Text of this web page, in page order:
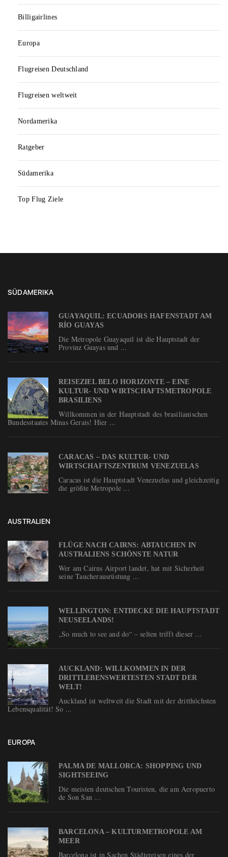
Billigairlines
Europa
Flugreisen Deutschland
Flugreisen weltweit
Nordamerika
Ratgeber
Südamerika
Top Flug Ziele
SÜDAMERIKA
GUAYAQUIL: ECUADORS HAFENSTADT AM
RÍO GUAYAS
Die Metropole Guayaquil ist die Hauptstadt der
Provinz Guayas und ...
REISEZIEL BELO HORIZONTE – EINE
KULTUR- UND WIRTSCHAFTSMETROPOLE
BRASILIENS
Willkommen in der Hauptstadt des brasilianischen
Bundesstaates Minas Gerais! Hier ...
CARACAS – DAS KULTUR- UND
WIRTSCHAFTSZENTRUM VENEZUELAS
Caracas ist die Hauptstadt Venezuelas und gleichzeitig
die größte Metropole ...
AUSTRALIEN
FLÜGE NACH CAIRNS: ABTAUCHEN IN
AUSTRALIENS SCHÖNSTE NATUR
Wer am Cairns Airport landet, hat mit Sicherheit
seine Taucherausrüstung ...
WELLINGTON: ENTDECKE DIE HAUPTSTADT
NEUSEELANDS!
„So much to see and do“ – selten trifft dieser ...
AUCKLAND: WILLKOMMEN IN DER
DRITTLEBENSWERTESTEN STADT DER
WELT!
Auckland ist weltweit die Stadt mit der dritthöchsten
Lebensqualität! So ...
EUROPA
PALMA DE MALLORCA: SHOPPING UND
SIGHTSEEING
Die meisten deutschen Touristen, die am Aeropuerto
de Son San ...
BARCELONA – KULTURMETROPOLE AM
MEER
Barcelona ist in Sachen Städtereisen eines der